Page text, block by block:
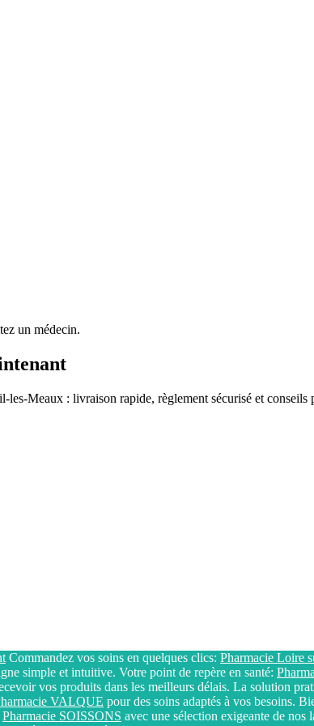
un médecin.
les-Meaux : livraison rapide, règlement sécurisé et conseils
Commandez vos soins en quelques clics: Pharmacie Loire
simple et intuitive. Votre point de repère en santé:
vos produits dans les meilleurs délais. La solution
VALQUE pour des soins adaptés à vos besoins.
Pharmacie SOISSONS avec une sélection exigeante de nos